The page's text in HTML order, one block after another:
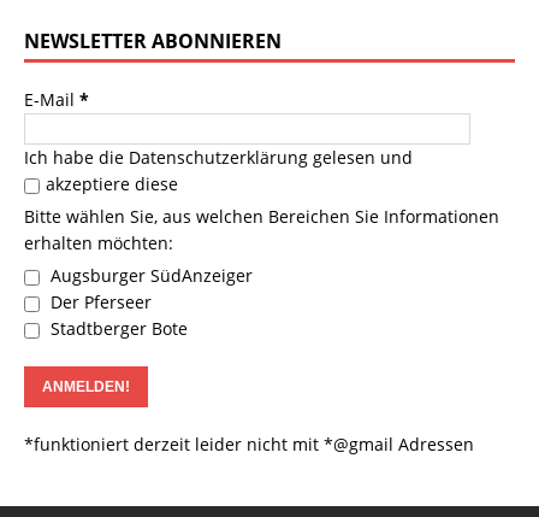
NEWSLETTER ABONNIEREN
E-Mail *
Ich habe die Datenschutzerklärung gelesen und
akzeptiere diese
Bitte wählen Sie, aus welchen Bereichen Sie Informationen
erhalten möchten:
Augsburger SüdAnzeiger
Der Pferseer
Stadtberger Bote
*funktioniert derzeit leider nicht mit *@gmail Adressen